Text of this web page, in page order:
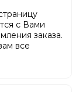
с Вами
заказа.
все